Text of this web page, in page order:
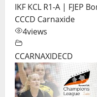
IKF KCL R1-A | FJEP
CCCD Carnaxide
4views
CCARNAXIDECD